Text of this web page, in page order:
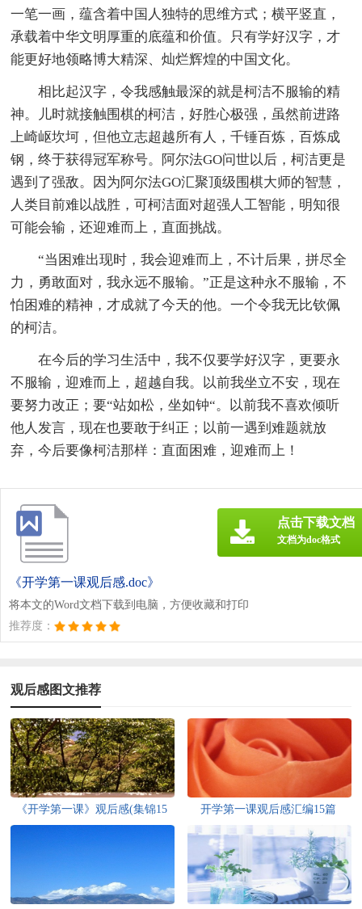
一笔一画，蕴含着中国人独特的思维方式；横平竖直，
承载着中华文明厚重的底蕴和价值。只有学好汉字，才
能更好地领略博大精深、灿烂辉煌的中国文化。
相比起汉字，令我感触最深的就是柯洁不服输的精
神。儿时就接触围棋的柯洁，好胜心极强，虽然前进路
上崎岖坎坷，但他立志超越所有人，千锤百炼，百炼成
钢，终于获得冠军称号。阿尔法GO问世以后，柯洁更是
遇到了强敌。因为阿尔法GO汇聚顶级围棋大师的智慧，
人类目前难以战胜，可柯洁面对超强人工智能，明知很
可能会输，还迎难而上，直面挑战。
“当困难出现时，我会迎难而上，不计后果，拼尽全
力，勇敢面对，我永远不服输。”正是这种永不服输，不
怕困难的精神，才成就了今天的他。一个令我无比钦佩
的柯洁。
在今后的学习生活中，我不仅要学好汉字，更要永
不服输，迎难而上，超越自我。以前我坐立不安，现在
要努力改正；要“站如松，坐如钟“。以前我不喜欢倾听
他人发言，现在也要敢于纠正；以前一遇到难题就放
弃，今后要像柯洁那样：直面困难，迎难而上！
《开学第一课观后感.doc》
将本文的Word文档下载到电脑，方便收藏和打印
推荐度：
点击下载文档
文档为doc格式
观后感图文推荐
《开学第一课》观后感(集锦15
开学第一课观后感汇编15篇